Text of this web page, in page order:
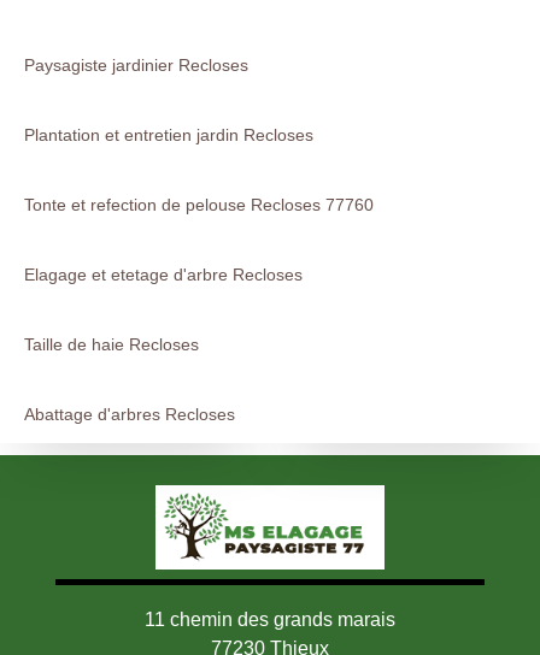
Paysagiste jardinier Recloses
Plantation et entretien jardin Recloses
Tonte et refection de pelouse Recloses 77760
Elagage et etetage d'arbre Recloses
Taille de haie Recloses
Abattage d'arbres Recloses
11 chemin des grands marais
77230 Thieux